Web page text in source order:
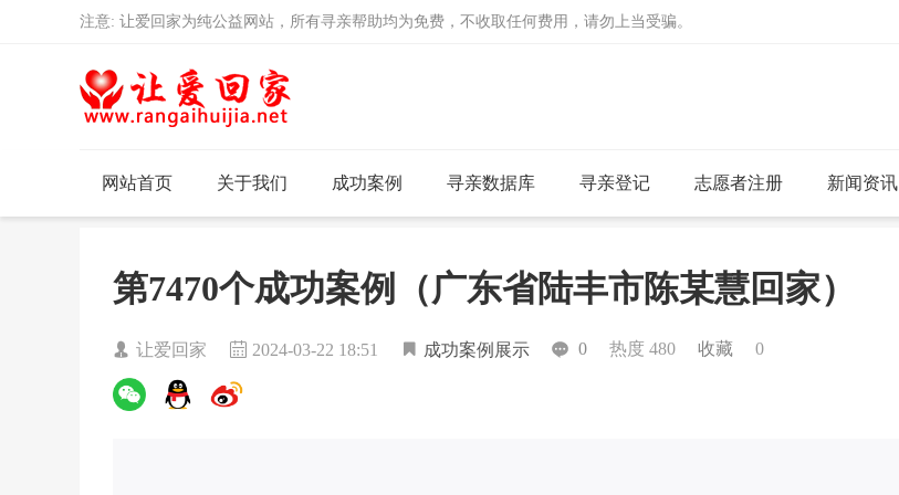
注意: 让爱回家为纯公益网站，所有寻亲帮助均为免费，不收取任何费用，请勿上当受骗。
网站首页 关于我们 成功案例 寻亲数据库 寻亲登记 志愿者注册 新闻资讯
第7470个成功案例（广东省陆丰市陈某慧回家）
让爱回家 2024-03-22 18:51 成功案例展示 0 热度 480 收藏 0